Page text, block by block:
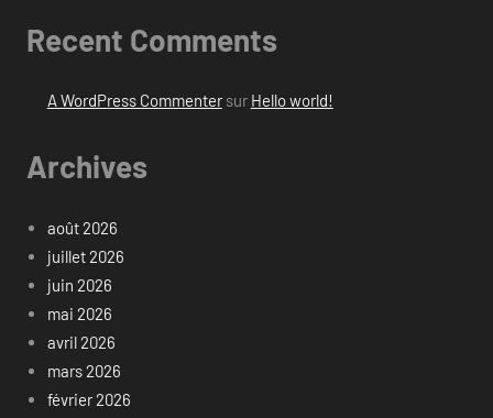
Recent Comments
A WordPress Commentersur Hello world!
Archives
août 2026
juillet 2026
juin 2026
mai 2026
avril 2026
mars 2026
février 2026